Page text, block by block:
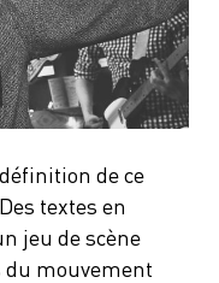
de ce
textes en
jeu de scène
du mouvement